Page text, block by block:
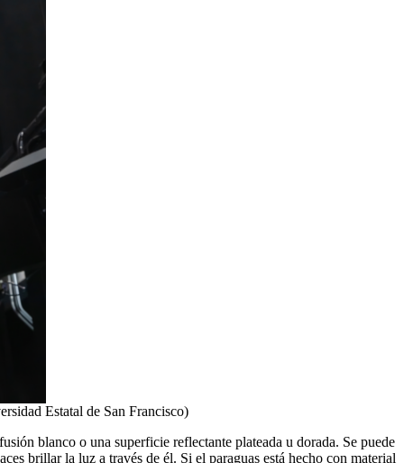
Estatal de San Francisco)
blanco o una superficie reflectante plateada u dorada. Se puede
brillar la luz a través de él. Si el paraguas está hecho con material